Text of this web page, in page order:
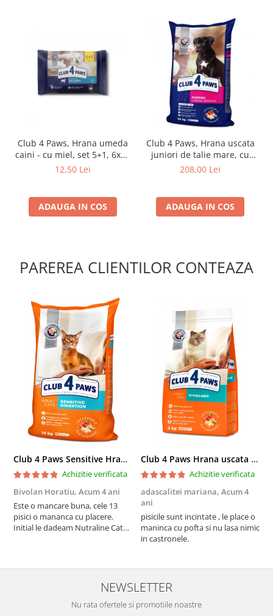
Club 4 Paws, Hrana umeda
caini - cu miel, set 5+1, 6x80
g
12,50 Lei
ADAUGA IN COS
Club 4 Paws, Hrana uscata
juniori de talie mare, cu
pui, 14kg
208,00 Lei
ADAUGA IN COS
PAREREA CLIENTILOR CONTEAZA
Club 4 Paws Sensitive Hrana uscata pisici adulte, 14kg
Achizitie verificata
Bivolan Horatiu, Acum 4 ani
Este o mancare buna, cele 13
pisici o mananca cu placere.
Initial le dadeam Nutraline Cat
nu o mananca cu placere. Eu
sunt multumit si voi continua cu
Club 4 Paws Hrana uscata pisici sterilizate, 2kg
Achizitie verificata
adascalitei mariana, Acum 4
ani
pisicile sunt incintate , le place o
maninca cu pofta si nu lasa nimic
in castronele.
NEWSLETTER
Nu rata ofertele si promotiile noastre